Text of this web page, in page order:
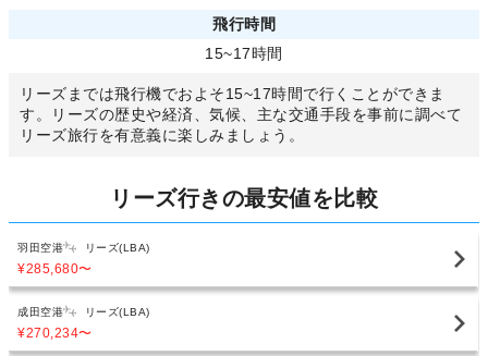
飛行時間
15~17時間
リーズまでは飛行機でおよそ15~17時間で行くことができま
す。リーズの歴史や経済、気候、主な交通手段を事前に調べて
リーズ旅行を有意義に楽しみましょう。
リーズ行きの最安値を比較
羽田空港 リーズ(LBA)
¥285,680〜
成田空港 リーズ(LBA)
¥270,234〜